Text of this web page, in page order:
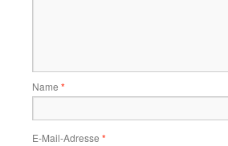
Name *
E-Mail-Adresse *